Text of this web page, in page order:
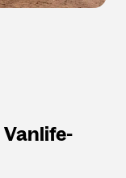
Vanlife-